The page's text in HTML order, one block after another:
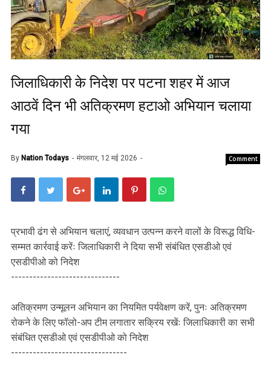
जिलाधिकारी के निदेश पर पटना शहर में आज
आठवें दिन भी अतिक्रमण हटाओ अभियान चलाया
गया
By Nation Todays मंगलवार, 12 मई 2026 Comment
प्रभावी ढंग से अभियान चलाएं, व्यवधान उत्पन्न करने वालों के विरूद्ध विधि-
सम्मत कार्रवाई करेंः जिलाधिकारी ने दिया सभी संबंधित एसडीओ एवं
एसडीपीओ को निदेश
------------------------------
अतिक्रमण उन्मूलन अभियान का नियमित पर्यवेक्षण करें, पुनः अतिक्रमण
रोकने के लिए फॉलो-अप टीम लगातार सक्रिय रखेंः जिलाधिकारी का सभी
संबंधित एसडीओ एवं एसडीपीओ को निदेश
--------------------------------